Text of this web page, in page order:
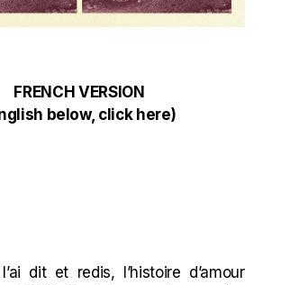
FRENCH VERSION
below, click here)
dit et redis, l’histoire d’amour